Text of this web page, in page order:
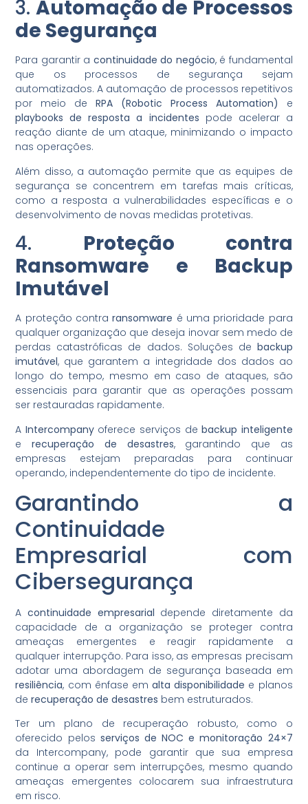
3. Automação de Processos
de Segurança
Para garantir a continuidade do negócio, é fundamental
que os processos de segurança sejam
automatizados. A automação de processos repetitivos
por meio deRPA (Robotic Process Automation) e
playbooks de resposta a incidentes pode acelerar a
reação diante de um ataque, minimizando o impacto
nas operações.
Além disso, a automação permite que as equipes de
segurança se concentrem em tarefas mais críticas,
como a resposta a vulnerabilidades específicas e o
desenvolvimento de novas medidas protetivas.
4. Proteção contra
Ransomware e Backup
Imutável
A proteção contraransomware é uma prioridade para
qualquer organização que deseja inovar sem medo de
perdas catastróficas de dados. Soluções de backup
imutável, que garantem a integridade dos dados ao
longo do tempo, mesmo em caso de ataques, são
essenciais para garantir que as operações possam
ser restauradas rapidamente.
A Intercompanyoferece serviços debackup inteligente
erecuperação de desastres, garantindo que as
empresas estejam preparadas para continuar
operando, independentemente do tipo de incidente.
Garantindo a
Continuidade
Empresarial com
Cibersegurança
Acontinuidade empresarial depende diretamente da
capacidade de a organização se proteger contra
ameaças emergentes e reagir rapidamente a
qualquer interrupção. Para isso, as empresas precisam
adotar uma abordagem de segurança baseada em
resiliência, com ênfase emalta disponibilidade e planos
derecuperação de desastres bem estruturados.
Ter um plano de recuperação robusto, como o
oferecido pelos serviços de NOC e monitoração 24×7
da Intercompany, pode garantir que sua empresa
continue a operar sem interrupções, mesmo quando
ameaças emergentes colocarem sua infraestrutura
em risco.